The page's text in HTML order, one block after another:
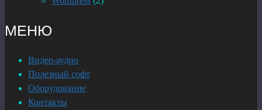
МЕНЮ
Видео-аудио
Полезный софт
Оборудование
Контакты